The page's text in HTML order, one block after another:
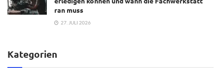
ran muss
27. JULI 2026
Kategorien